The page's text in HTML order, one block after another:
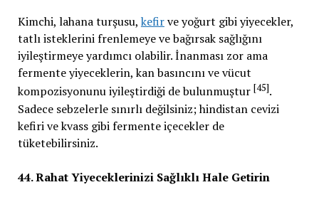
Kimchi, lahana turşusu, kefirve yoğurt gibi yiyecekler,
tatlı isteklerini frenlemeye ve bağırsak sağlığını
iyileştirmeye yardımcı olabilir. İnanması zor ama
fermente yiyeceklerin, kan basıncını ve vücut
kompozisyonunu iyileştirdiği de bulunmuştur [45].
Sadece sebzelerle sınırlı değilsiniz; hindistan cevizi
kefiri ve kvass gibi fermente içecekler de
tüketebilirsiniz.
44. Rahat Yiyeceklerinizi Sağlıklı Hale Getirin